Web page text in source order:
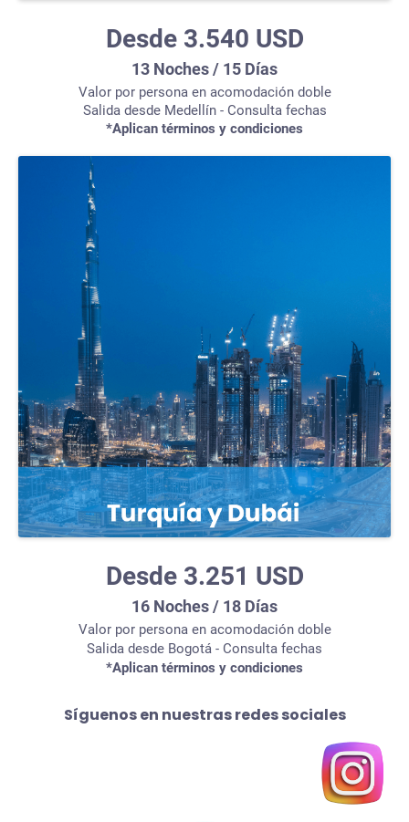
Desde 3.540 USD
13 Noches / 15 Días
Valor por persona en acomodación doble
Salida desde Medellín - Consulta fechas
*Aplican términos y condiciones
Desde 3.251 USD
16 Noches / 18 Días
Valor por persona en acomodación doble
Salida desde Bogotá - Consulta fechas
*Aplican términos y condiciones
Síguenos en nuestras redes sociales